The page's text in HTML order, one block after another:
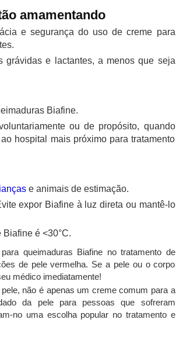
amamentando
e segurança do uso de creme para
grávidas e lactantes, a menos que seja
Biafine.
ou de propósito, quando
hospital mais próximo para tratamento
e animais de estimação.
expor Biafine à luz direta ou mantê-lo
é <30°C.
queimaduras Biafine no tratamento de
de pele vermelha. Se a pele ou o corpo
médico imediatamente!
não é apenas um creme comum para a
da pele para pessoas que sofreram
no uma escolha popular no tratamento e